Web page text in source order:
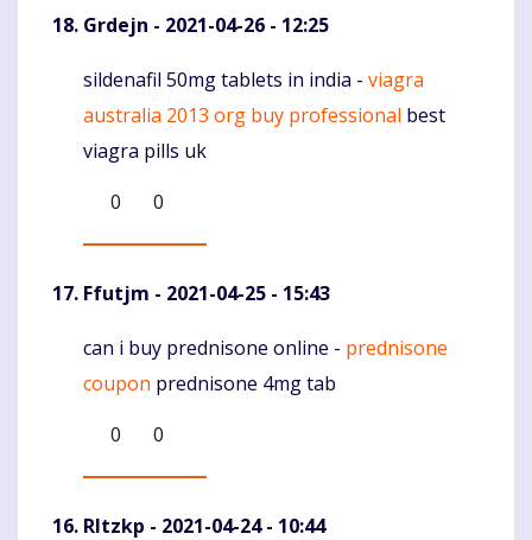
Grdejn - 2021-04-26 - 12:25
Komentaras
sildenafil 50mg tablets in india - viagra
australia 2013 org buy professional best
viagra pills uk
0
0
Ffutjm - 2021-04-25 - 15:43
Komentaras
can i buy prednisone online - prednisone
coupon prednisone 4mg tab
0
0
Rltzkp - 2021-04-24 - 10:44